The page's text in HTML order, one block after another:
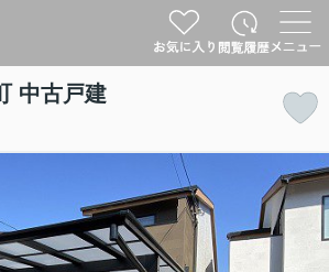
中古戸建